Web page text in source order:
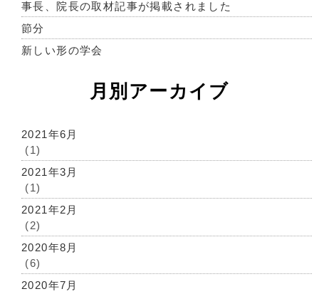
事長、院長の取材記事が掲載されました
節分
新しい形の学会
月別アーカイブ
2021年6月
(1)
2021年3月
(1)
2021年2月
(2)
2020年8月
(6)
2020年7月